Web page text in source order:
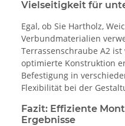
Vielseitigkeit für
Egal, ob Sie Hartholz,
Verbundmaterialien
Terrassenschraube A2
optimierte Konstruktion
Befestigung in
Flexibilität bei der
Fazit: Effiziente
Ergebnisse